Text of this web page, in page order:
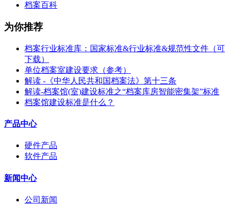
档案百科
为你推荐
档案行业标准库：国家标准&行业标准&规范性文件（可
下载）
单位档案室建设要求（参考）
解读 -《中华人民共和国档案法》第十三条
解读-档案馆(室)建设标准之“档案库房智能密集架”标准
档案馆建设标准是什么？
产品中心
硬件产品
软件产品
新闻中心
公司新闻